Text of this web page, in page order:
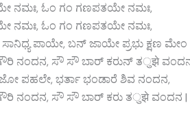
ನಮಃ, ಓಂ ಗಂ ಗಣಪತಯೇ ನಮಃ,
ನಮಃ, ಓಂ ಗಂ ಗಣಪತಯೇ ನಮಃ,
ಪಾಯೇ, ಬನ್ ಜಾಯೇ ಪ್ರಭು ಕ್ಷಣ
ಗೌರಿ ನಂದನ, ಸೌ ಸೌ ಬಾರ್ ಕರುನ್ ತुझे
ಜೋ ಪಹಲೇ, ಭರ್ತಾ ಭಂಡಾರೆ ಶಿವ ನಂದನ,
ಗೌರಿ ನಂದನ, ಸೌ ಸೌ ಬಾರ್ ಕರು ತुझे ವಂದನ |